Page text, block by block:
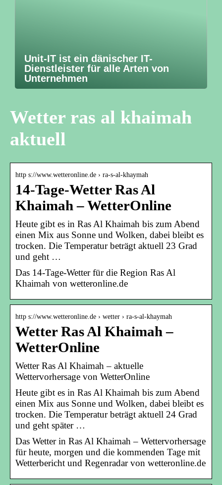
Unit-IT ist ein dänischer IT-
Dienstleister für alle Arten von
Unternehmen
Wetter ras al khaimah
aktuell
http s://www.wetteronline.de › ra-s-al-khaymah
14-Tage-Wetter Ras Al
Khaimah – WetterOnline
Heute gibt es in Ras Al Khaimah bis zum Abend
einen Mix aus Sonne und Wolken, dabei bleibt es
trocken. Die Temperatur beträgt aktuell 23 Grad
und geht …
Das 14-Tage-Wetter für die Region Ras Al
Khaimah von wetteronline.de
http s://www.wetteronline.de › wetter › ra-s-al-khaymah
Wetter Ras Al Khaimah –
WetterOnline
Wetter Ras Al Khaimah – aktuelle
Wettervorhersage von WetterOnline
Heute gibt es in Ras Al Khaimah bis zum Abend
einen Mix aus Sonne und Wolken, dabei bleibt es
trocken. Die Temperatur beträgt aktuell 24 Grad
und geht später …
Das Wetter in Ras Al Khaimah – Wettervorhersage
für heute, morgen und die kommenden Tage mit
Wetterbericht und Regenradar von wetteronline.de